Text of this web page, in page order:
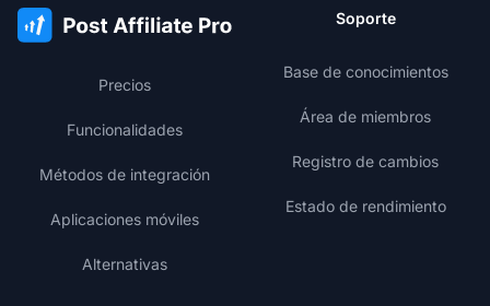
Precios
Funcionalidades
Métodos de integración
Aplicaciones móviles
Alternativas
Soporte
Base de conocimientos
Área de miembros
Registro de cambios
Estado de rendimiento